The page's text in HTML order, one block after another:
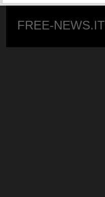
FREE-NEWS.IT